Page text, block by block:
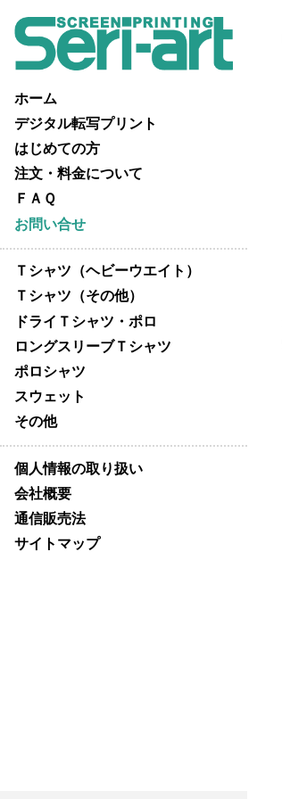
ホーム
デジタル転写プリント
はじめての方
注文・料金について
ＦＡＱ
お問い合せ
Ｔシャツ（ヘビーウエイト）
Ｔシャツ（その他）
ドライＴシャツ・ポロ
ロングスリーブＴシャツ
ポロシャツ
スウェット
その他
個人情報の取り扱い
会社概要
通信販売法
サイトマップ